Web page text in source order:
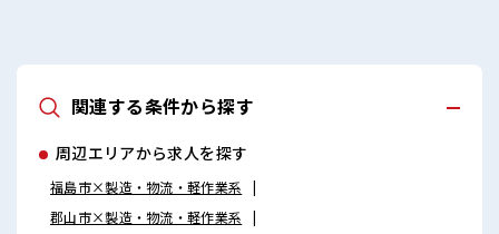
関連する条件から探す
周辺エリアから求人を探す
福島市×製造・物流・軽作業系
郡山市×製造・物流・軽作業系